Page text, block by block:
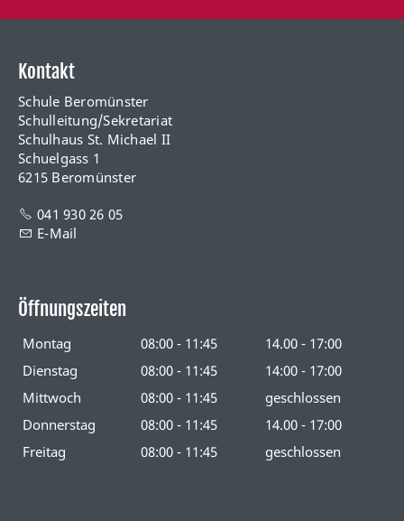
Kontakt
Schule Beromünster
Schulleitung/Sekretariat
Schulhaus St. Michael II
Schuelgass 1
6215 Beromünster
041 930 26 05
E-Mail
Öffnungszeiten
Montag 08:00 - 11:45
14.00 - 17:00
Dienstag
08:00 - 11:45
14:00 - 17:00
Mittwoch
08:00 - 11:45
geschlossen
Donnerstag
08:00 - 11:45
14.00 - 17:00
Freitag
08:00 - 11:45 geschlossen